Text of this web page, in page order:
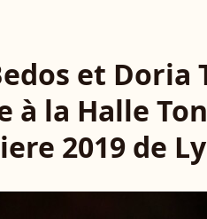
et
à la Halle
2019 de